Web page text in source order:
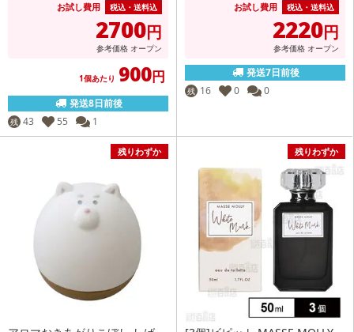
お試し費用 税込・送料込
2700円
参考価格 オープン
1個あたり 900円
発送8日前後
残 43 55 1
お試し費用 税込・送料込
2220円
参考価格 オープン
発送7日前後
残 16 0 0
残りわずか 残りわずか